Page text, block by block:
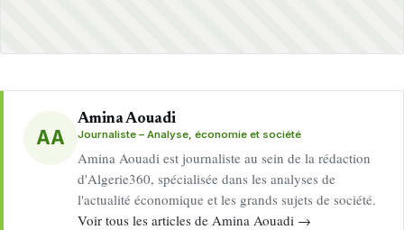
AA
Amina Aouadi
Journaliste – Analyse, économie et société
Amina Aouadi est journaliste au sein de la rédaction
d'Algerie360, spécialisée dans les analyses de
l'actualité économique et les grands sujets de société.
Voir tous les articles de Amina Aouadi →